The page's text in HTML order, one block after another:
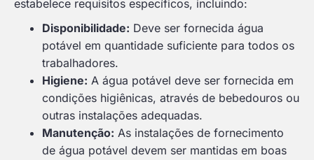
estabelece requisitos específicos, incluindo:
Disponibilidade: Deve ser fornecida água
potável em quantidade suficiente para todos os
trabalhadores.
Higiene: A água potável deve ser fornecida em
condições higiênicas, através de bebedouros ou
outras instalações adequadas.
Manutenção: As instalações de fornecimento
de água potável devem ser mantidas em boas